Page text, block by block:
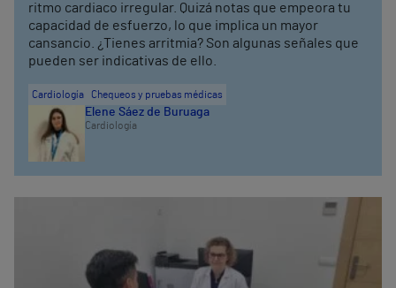
ritmo cardiaco irregular. Quizá notas que empeora tu
capacidad de esfuerzo, lo que implica un mayor
cansancio. ¿Tienes arritmia? Son algunas señales que
pueden ser indicativas de ello.
Cardiología Chequeos y pruebas médicas
Elene Sáez de Buruaga
Cardiología